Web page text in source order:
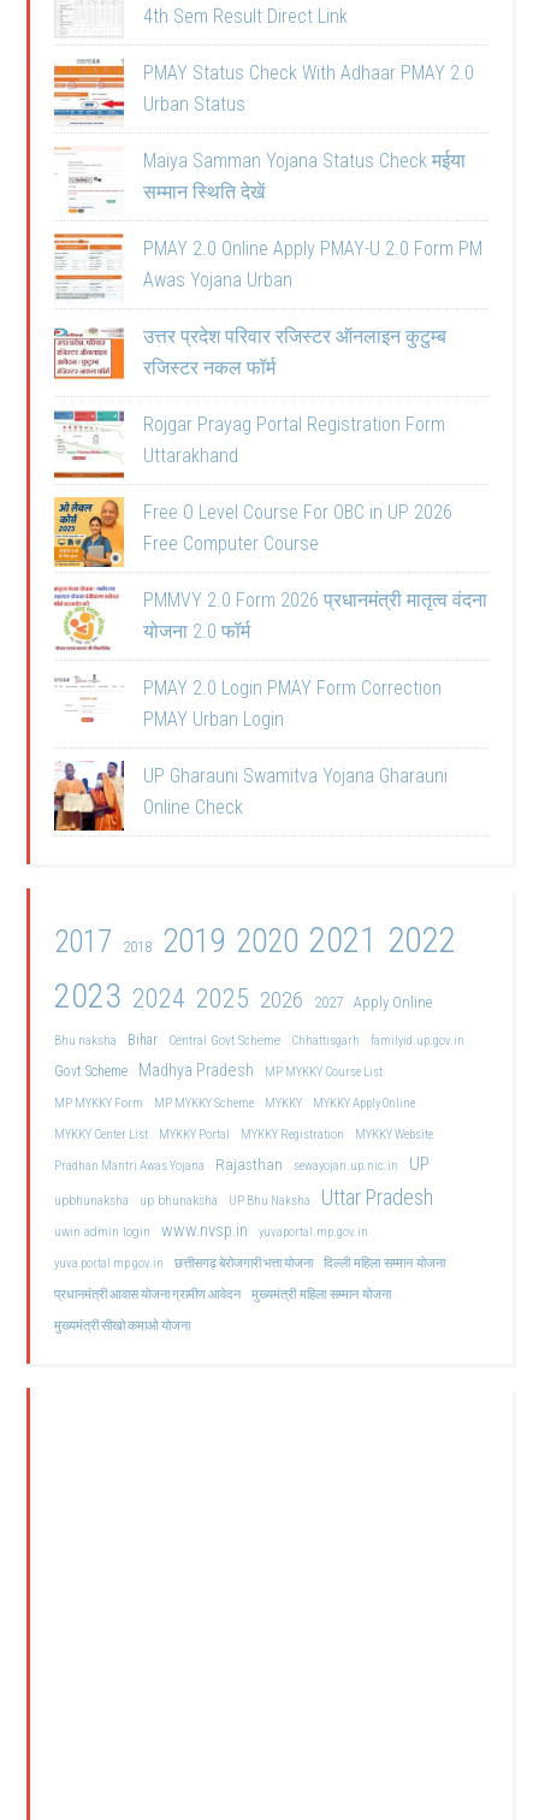
4th Sem Result Direct Link
PMAY Status Check With Adhaar PMAY 2.0
Urban Status
Maiya Samman Yojana Status Check मईया
सम्मान स्थिति देखें
PMAY 2.0 Online Apply PMAY-U 2.0 Form PM
Awas Yojana Urban
उत्तर प्रदेश परिवार रजिस्टर ऑनलाइन कुटुम्ब
रजिस्टर नकल फॉर्म
Rojgar Prayag Portal Registration Form
Uttarakhand
Free O Level Course For OBC in UP 2026
Free Computer Course
PMMVY 2.0 Form 2026 प्रधानमंत्री मातृत्व वंदना
योजना 2.0 फॉर्म
PMAY 2.0 Login PMAY Form Correction
PMAY Urban Login
UP Gharauni Swamitva Yojana Gharauni
Online Check
2017 2018 2019 2020 2021 2022
2023 2024 2025 2026 2027 Apply Online
Bhu naksha Bihar Central Govt Scheme Chhattisgarh familyid.up.gov.in
Govt Scheme Madhya Pradesh
MP MYKKY Course List
MP MYKKY Form
MP MYKKY Scheme MYKKY
MYKKY Apply Online
MYKKY Center List
MYKKY Portal MYKKY Registration
MYKKY Website
Pradhan Mantri Awas Yojana
Rajasthan sewayojan.up.nic.in UP
upbhunaksha up bhunaksha UP Bhu Naksha Uttar Pradesh
uwin admin login www.nvsp.in
yuvaportal.mp.gov.in
yuva portal mp gov.in
छत्तीसगढ़ बेरोजगारी भत्ता योजना दिल्ली महिला सम्मान योजना
प्रधानमंत्री आवास योजना ग्रामीण आवेदन मुख्यमंत्री महिला सम्मान योजना
मुख्यमंत्री सीखो कमाओ योजना